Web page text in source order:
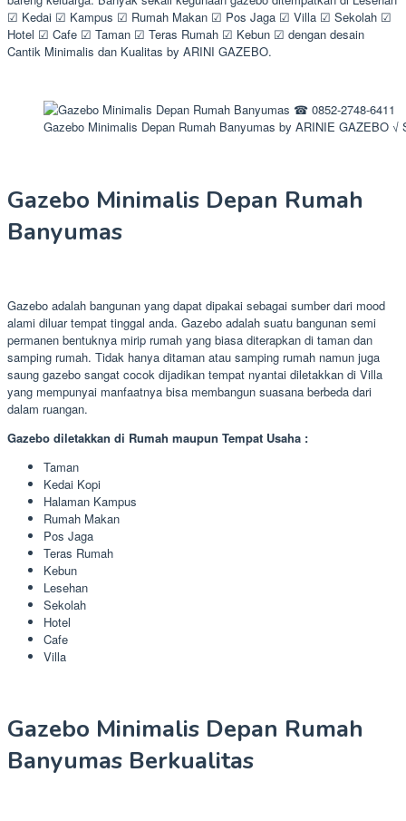
☑ Kedai ☑ Kampus ☑ Rumah Makan ☑ Pos Jaga ☑ Villa ☑ Sekolah ☑
Hotel ☑ Cafe ☑ Taman ☑ Teras Rumah ☑ Kebun ☑ dengan desain
Cantik Minimalis dan Kualitas by ARINI GAZEBO.
Gazebo Minimalis Depan Rumah Banyumas by ARINIE GAZEBO √
Gazebo Minimalis Depan Rumah
Banyumas
Gazebo adalah bangunan yang dapat dipakai sebagai sumber dari mood
alami diluar tempat tinggal anda. Gazebo adalah suatu bangunan semi
permanen bentuknya mirip rumah yang biasa diterapkan di taman dan
samping rumah. Tidak hanya ditaman atau samping rumah namun juga
saung gazebo sangat cocok dijadikan tempat nyantai diletakkan di Villa
yang mempunyai manfaatnya bisa membangun suasana berbeda dari
dalam ruangan.
Gazebo diletakkan di Rumah maupun Tempat Usaha :
Taman
Kedai Kopi
Halaman Kampus
Rumah Makan
Pos Jaga
Teras Rumah
Kebun
Lesehan
Sekolah
Hotel
Cafe
Villa
Gazebo Minimalis Depan Rumah
Banyumas Berkualitas